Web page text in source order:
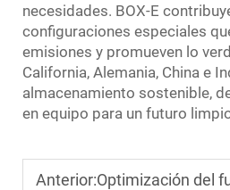
necesidades. BOX-E
configuraciones especiales
emisiones y promueven lo
California, Alemania, China e
almacenamiento sostenible,
en equipo para un futuro
Anterior:Optimización del funcionamiento y mantenimiento (O&M)